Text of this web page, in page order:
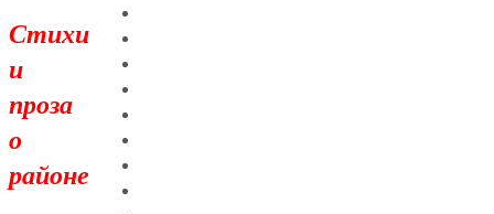
Стихи
и
проза
о
районе